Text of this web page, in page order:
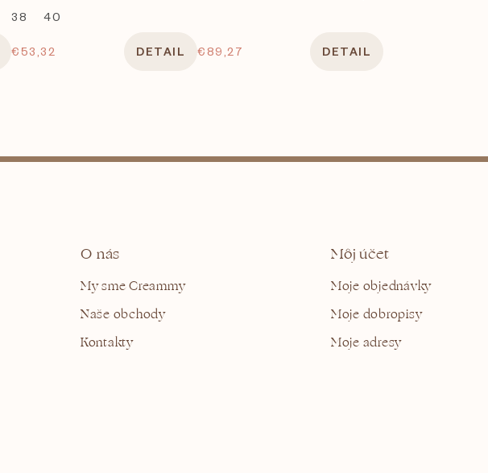
38
40
€53,32 DETAIL €89,27 DETAIL
á
O nás
My sme Creammy
Naše obchody
Kontakty
Môj účet
Moje objednávky
Moje dobropisy
Moje adresy